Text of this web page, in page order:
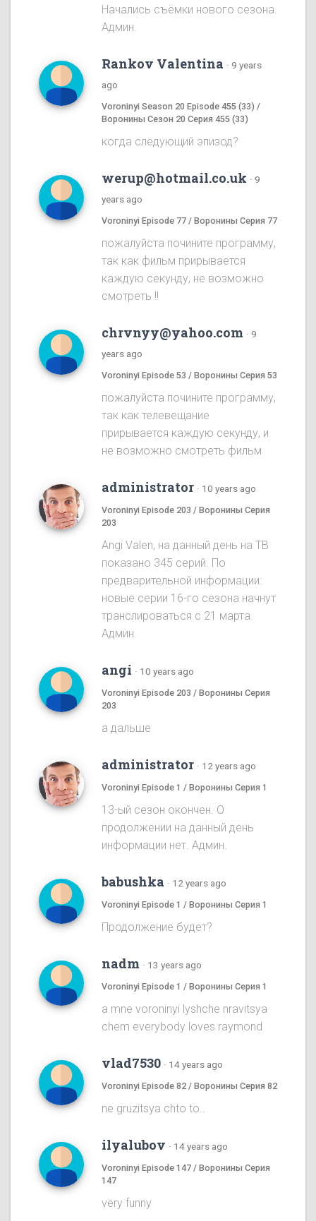
Начались съёмки нового сезона.
Админ.
Rankov Valentina · 9 years
ago
Voroninyi Season 20 Episode 455 (33) /
Воронины Сезон 20 Серия 455 (33)
когда следующий эпизод?
werup@hotmail.co.uk · 9
years ago
Voroninyi Episode 77 / Воронины Серия 77
пожалуйста почините программу,
так как фильм прирывается
каждую секунду, не возможно
смотреть !!
chrvnyy@yahoo.com · 9
years ago
Voroninyi Episode 53 / Воронины Серия 53
пожалуйста почините программу,
так как телевещание
прирывается каждую секунду, и
не возможно смотреть фильм
administrator · 10 years ago
Voroninyi Episode 203 / Воронины Серия
203
Angi Valen, на данный день на ТВ
показано 345 серий. По
предварительной информации:
новые серии 16-го сезона начнут
транслироваться с 21 марта.
Админ.
angi · 10 years ago
Voroninyi Episode 203 / Воронины Серия
203
а дальше
administrator · 12 years ago
Voroninyi Episode 1 / Воронины Серия 1
13-ый сезон окончен. О
продолжении на данный день
информации нет. Админ.
babushka · 12 years ago
Voroninyi Episode 1 / Воронины Серия 1
Продолжение будет?
nadm · 13 years ago
Voroninyi Episode 1 / Воронины Серия 1
a mne voroninyi lyshche nravitsya
chem everybody loves raymond
vlad7530 · 14 years ago
Voroninyi Episode 82 / Воронины Серия 82
ne gruzitsya chto to..
ilyalubov · 14 years ago
Voroninyi Episode 147 / Воронины Серия
147
very funny